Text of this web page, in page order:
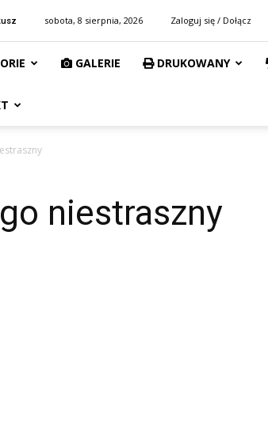
sobota, 8 sierpnia, 2026 Zaloguj się / Dołącz
GALERIE DRUKOWANY
niestraszny